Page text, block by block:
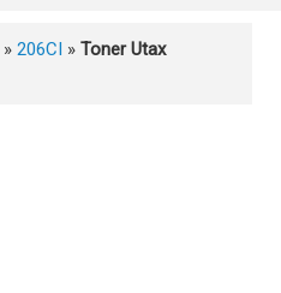
» 206CI » Toner Utax